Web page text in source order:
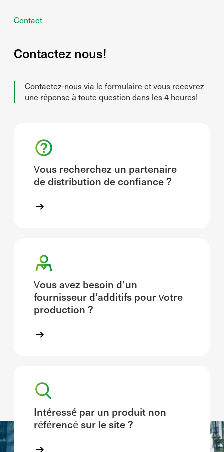
Contact
Contactez nous!
Contactez-nous via le formulaire et vous recevrez
une réponse à toute question dans les 4 heures!
Vous recherchez un partenaire
de distribution de confiance ?
Vous avez besoin d’un
fournisseur d’additifs pour votre
production ?
Intéressé par un produit non
référencé sur le site ?